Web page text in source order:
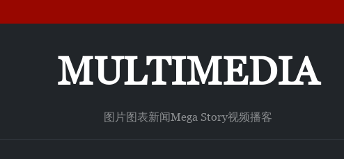
MULTIMEDIA
图片图表新闻Mega Story视频播客